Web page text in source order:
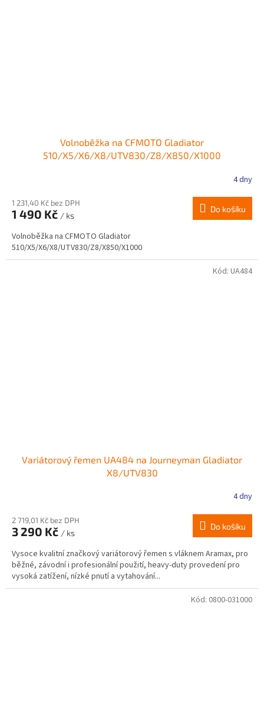
Volnoběžka na CFMOTO Gladiator
510/X5/X6/X8/UTV830/Z8/X850/X1000
produktu
je
z
5
hvězdiček.
4 dny
1 231,40 Kč bez DPH
1 490 Kč / ks
Do košíku
Volnoběžka na CFMOTO Gladiator
510/X5/X6/X8/UTV830/Z8/X850/X1000
Variátorový řemen UA484 na Journeyman Gladiator
X8/UTV830
4 dny
2 719,01 Kč bez DPH
3 290 Kč / ks
Do košíku
Vysoce kvalitní značkový variátorový řemen s vláknem Aramax, pro
běžné, závodní i profesionální použití, heavy-duty provedení pro
vysoká zatížení, nízké pnutí a vytahování...
Kód: UA484
Kód: 0800-031000